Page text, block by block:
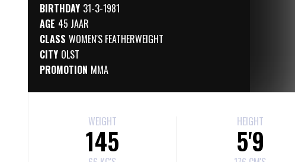
BIRTHDAY 31-3-1981
AGE 45 JAAR
CLASS WOMEN'S FEATHERWEIGHT
CITY OLST
PROMOTION MMA
WEIGHT
145
HEIGHT
5'9